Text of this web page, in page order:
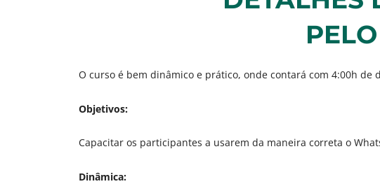
O curso é bem dinâmico e prático, onde contará com 4:00h
Objetivos:
Capacitar os participantes a usarem da maneira correta o
Dinâmica: